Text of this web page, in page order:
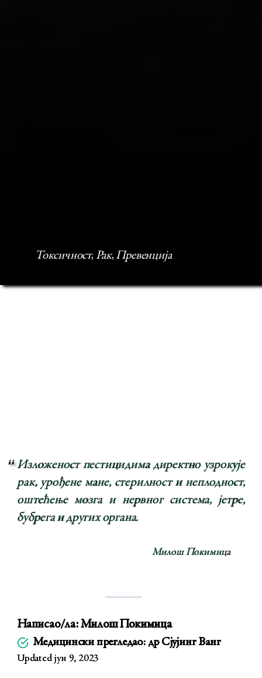
Токсичност, Рак, Превенција
Изложеност пестицидима директно узрокује
рак, урођене мане, стерилност и неплодност,
оштећење мозга и нервног система, јетре,
бубрега и других органа.
Милош Покимица
Написао/ла:Милош Покимица
Медицински прегледао: др Сјујинг Ванг
Updated јун 9, 2023